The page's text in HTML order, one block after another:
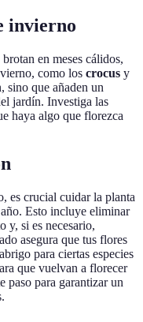
invierno
en meses cálidos,
como los crocus y
sino que añaden un
jardín. Investiga las
haya algo que florezca
es crucial cuidar la planta
Esto incluye eliminar
y, si es necesario,
asegura que tus flores
para ciertas especies
que vuelvan a florecer
paso para garantizar un